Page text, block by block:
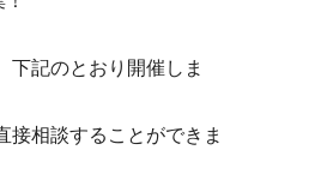
記のとおり開催しま
相談することができま